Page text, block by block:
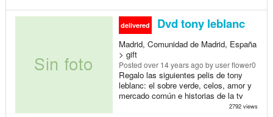
delivered Dvd tony leblanc
Madrid, Comunidad de Madrid, España
> gift
Posted over 14 years ago by user flower0
Regalo las siguientes pelis de tony
leblanc: el sobre verde, celos, amor y
mercado común e historias de la tv
2792 views